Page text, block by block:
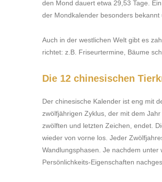
den Mond dauert etwa 29,53 Tage.
der Mondkalender besonders
Auch in der westlichen Welt gibt es
richtet: z.B. Friseurtermine, Bäume
Die 12 chinesischen
Der chinesische Kalender ist eng mit
zwölfjährigen Zyklus, der mit dem
zwölften und letzten Zeichen, endet.
wieder von vorne los. Jeder
Wandlungsphasen. Je nachdem
Persönlichkeits-Eigenschaften